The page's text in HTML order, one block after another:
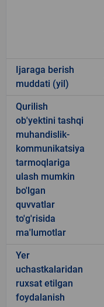
Ijaraga berish
muddati (yil)
Qurilish
ob'yektini tashqi
muhandislik-
kommunikatsiya
tarmoqlariga
ulash mumkin
bo'lgan
quvvatlar
to'g'risida
ma'lumotlar
Yer
uchastkalaridan
ruxsat etilgan
foydalanish